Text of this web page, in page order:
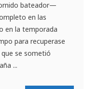
bateador—
en las
en la temporada
para recuperase
se sometió
...